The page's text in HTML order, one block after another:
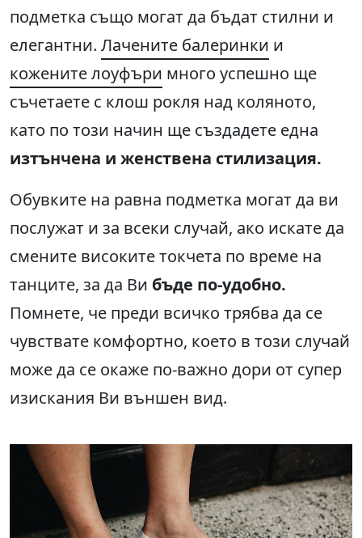
подметка също могат да бъдат стилни и
елегантни. Лачените балеринки и
кожените лоуфъри много успешно ще
съчетаете с клош рокля над коляното,
като по този начин ще създадете една
изтънчена и женствена стилизация.
Обувките на равна подметка могат да ви
послужат и за всеки случай, ако искате да
смените високите токчета по време на
танците, за да Ви бъде по-удобно.
Помнете, че преди всичко трябва да се
чувствате комфортно, което в този случай
може да се окаже по-важно дори от супер
изискания Ви външен вид.